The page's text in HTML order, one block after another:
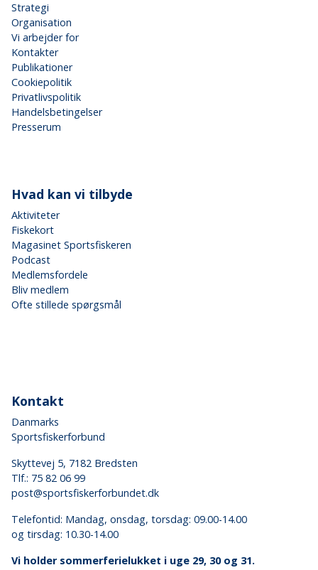
Strategi
Organisation
Vi arbejder for
Kontakter
Publikationer
Cookiepolitik
Privatlivspolitik
Handelsbetingelser
Presserum
Hvad kan vi tilbyde
Aktiviteter
Fiskekort
Magasinet Sportsfiskeren
Podcast
Medlemsfordele
Bliv medlem
Ofte stillede spørgsmål
Kontakt
Danmarks
Sportsfiskerforbund
Skyttevej 5, 7182 Bredsten
Tlf.: 75 82 06 99
post@sportsfiskerforbundet.dk
Telefontid: Mandag, onsdag, torsdag: 09.00-14.00
og tirsdag: 10.30-14.00
Vi holder sommerferielukket i uge 29, 30 og 31.